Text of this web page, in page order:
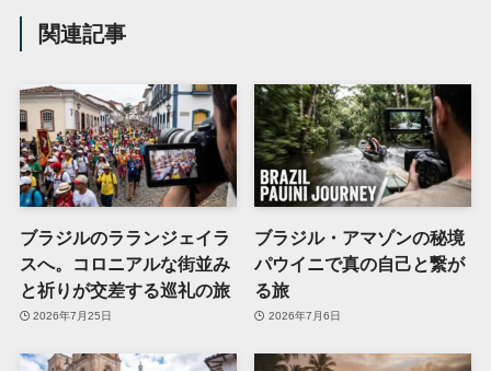
関連記事
ブラジルのラランジェイラ
スへ。コロニアルな街並み
と祈りが交差する巡礼の旅
2026年7月25日
ブラジル・アマゾンの秘境
パウイニで真の自己と繋が
る旅
2026年7月6日